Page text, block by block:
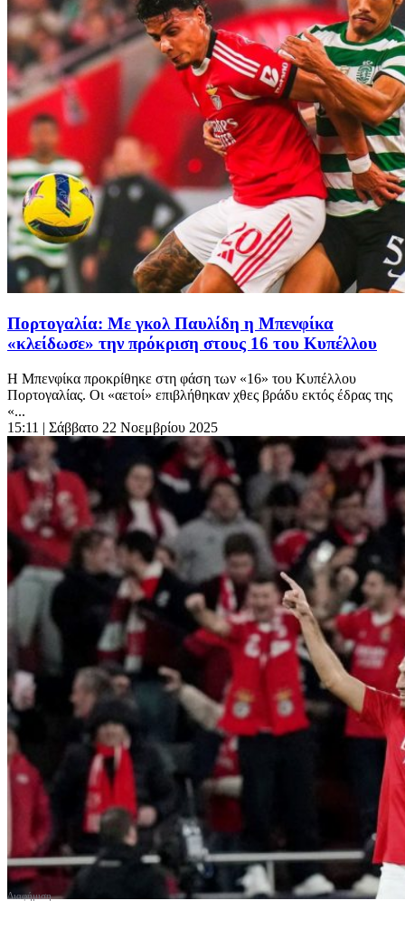
Πορτογαλία: Με γκολ Παυλίδη η Μπενφίκα
«κλείδωσε» την πρόκριση στους 16 του Κυπέλλου
Η Μπενφίκα προκρίθηκε στη φάση των «16» του Κυπέλλου
Πορτογαλίας. Οι «αετοί» επιβλήθηκαν χθες βράδυ εκτός έδρας της
«...
15:11 | Σάββατο 22 Νοεμβρίου 2025